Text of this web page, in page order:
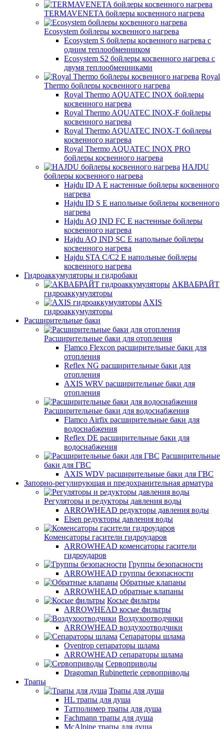
TERMAVENETA бойлеры косвенного нагрева
Ecosystem бойлеры косвенного нагрева
Ecosystem S бойлеры косвенного нагрева с
одним теплообменником
Ecosystem S2 бойлеры косвенного нагрева с
двумя теплообменниками
Royal
Thermo бойлеры косвенного нагрева
Royal Thermo AQUATEC INOX бойлеры
косвенного нагрева
Royal Thermo AQUATEC INOX-F бойлеры
косвенного нагрева
Royal Thermo AQUATEC INOX-T бойлеры
косвенного нагрева
Royal Thermo AQUATEC INOX PRO
бойлеры косвенного нагрева
HAJDU
бойлеры косвенного нагрева
Hajdu ID A E настенные бойлеры косвенного
нагрева
Hajdu ID S E напольные бойлеры косвенного
нагрева
Hajdu AQ IND FC E настенные бойлеры
косвенного нагрева
Hajdu AQ IND SC E напольные бойлеры
косвенного нагрева
Hajdu STA C/C2 E напольные бойлеры
косвенного нагрева
Гидроаккумуляторы и гидробаки
АКВАБРАЙТ
гидроаккумуляторы
AXIS
гидроаккумуляторы
Расширительные баки
Расширительные баки для отопления
Flamco Flexcon расширительные баки для
отопления
Reflex NG расширительные баки для
отопления
AXIS WRV расширительные баки для
отопления
Расширительные баки для водоснабжения
Flamco Airfix расширительные баки для
водоснабжения
Reflex DЕ расширительные баки для
водоснабжения
Расширительные
баки для ГВС
AXIS WDV расширительные баки для ГВС
Запорно-регулирующая и предохранительная арматура
Регуляторы и редукторы давления воды
ARROWHEAD редукторы давления воды
Elsen редукторы давления воды
Коменсаторы гасители гидроударов
ARROWHEAD коменсаторы гасители
гидроударов
Группы безопасности
ARROWHEAD группы безопасности
Обратные клапаны
ARROWHEAD обратные клапаны
Косые фильтры
ARROWHEAD косые фильтры
Воздухоотводчики
ARROWHEAD воздухоотводчики
Сепараторы шлама
Oventrop cепараторы шлама
ARROWHEAD сепараторы шлама
Сервоприводы
Dragoman Rubinetterie сервоприводы
Трапы
Трапы для душа
HL трапы для душа
Татполимер трапы для душа
Fachmann трапы для душа
McAlpine трапы для душа